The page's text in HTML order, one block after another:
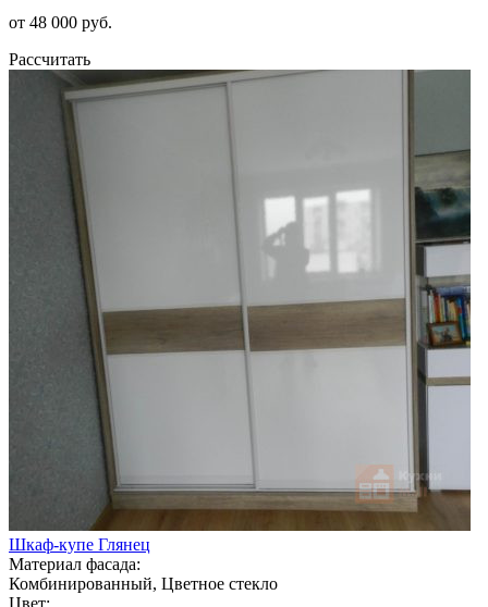
от 48 000 руб.
Рассчитать
Шкаф-купе Глянец
Материал фасада:
Комбинированный, Цветное стекло
Цвет: